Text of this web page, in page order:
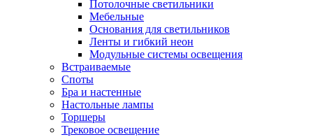
Потолочные светильники
Мебельные
Основания для светильников
Ленты и гибкий неон
Модульные системы освещения
Встраиваемые
Споты
Бра и настенные
Настольные лампы
Торшеры
Трековое освещение